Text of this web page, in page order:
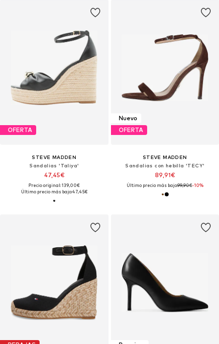
OFERTA
STEVE MADDEN
Sandalias 'Taliya'
47,45€
Precio original: 139,00€
Último precio más bajo:47,45€
Nuevo
OFERTA
STEVE MADDEN
Sandalias con hebilla 'TECY'
89,91€
Último precio más bajo:99,90€-10%